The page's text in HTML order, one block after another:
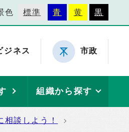
色 標準 青 黄 黒
ジネス 市政
組織から探す
談しよう！